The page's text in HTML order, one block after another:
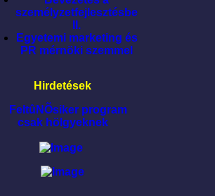
személyzetfejlesztésbe
II.
Egyetemi marketing és
PR mérnöki szemmel
Hirdetések